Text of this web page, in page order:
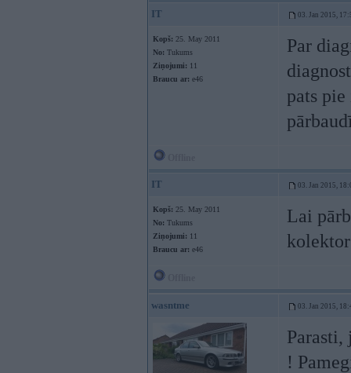
IT 03. Jan 2015,
Kopš: 25. May 2011
No: Tukums
Ziņojumi: 11
Braucu ar: e46
Par
pats
IT 03. Jan 2015,
Kopš: 25. May 2011
No: Tukums
Ziņojumi: 11
Braucu ar: e46
Lai
wasntme 03. Jan 2015,
Parasti,
!